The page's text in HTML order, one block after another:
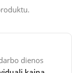
dienos